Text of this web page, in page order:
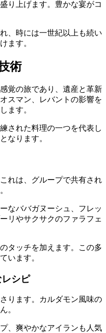
り上げます。豊かな宴がコ
、時には一世紀以上も続い
ます。
術
覚の旅であり、遺産と革新
スマン、レバントの影響を
ます。
された料理の一つを代表し
なります。
れは、グループで共有され
なババガヌーシュ、フレッ
リやサクサクのファラフェ
タッチを加えます。この多
います。
シピ
ります。カルダモン風味の
。
、爽やかなアイランも人気